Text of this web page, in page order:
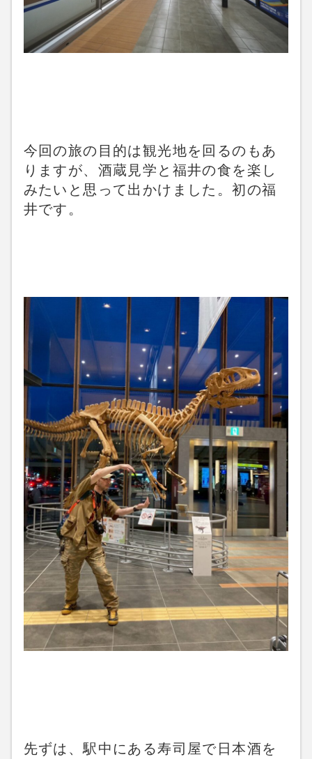
今回の旅の目的は観光地を回るのもあ
りますが、酒蔵見学と福井の食を楽し
みたいと思って出かけました。初の福
井です。
先ずは、駅中にある寿司屋で日本酒を